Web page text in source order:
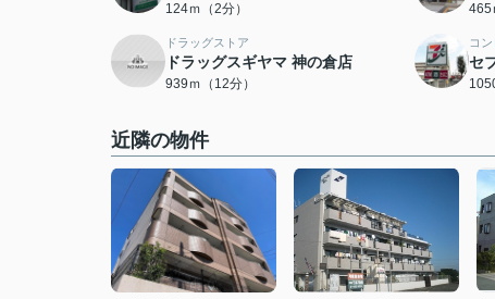
124ｍ（2分） 465
ドラッグストア
ドラッグスギヤマ 神の倉店
939ｍ（12分）
コ
セ
近隣の物件